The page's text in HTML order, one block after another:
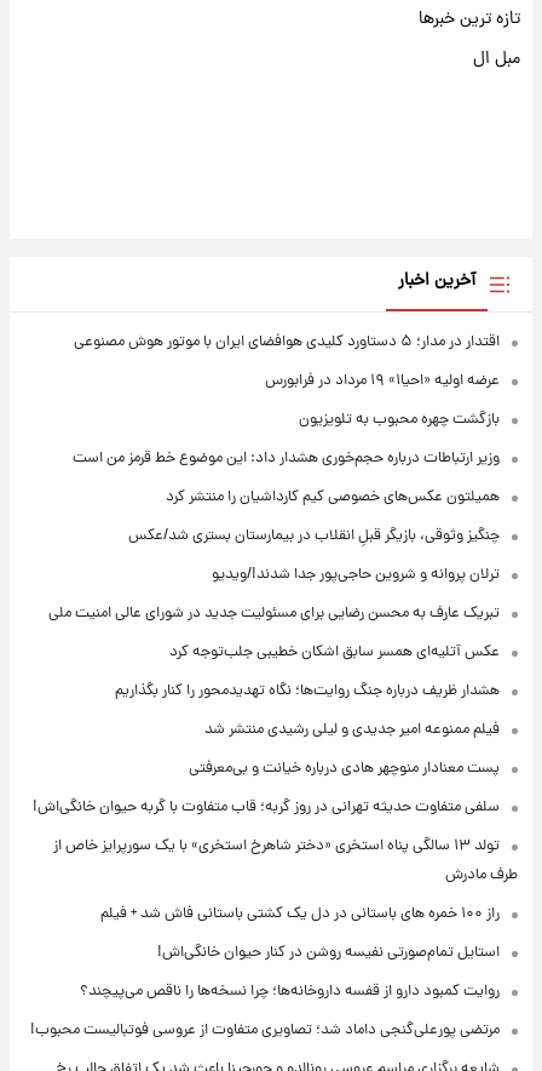
تازه ترین خبرها
مبل ال
آخرین اخبار
اقتدار در مدار؛ ۵ دستاورد کلیدی هوافضای ایران با موتور هوش مصنوعی
عرضه اولیه «احیا۱» ۱۹ مرداد در فرابورس
بازگشت چهره محبوب به تلویزیون
وزیر ارتباطات درباره حجم‌خوری هشدار داد: این موضوع خط قرمز من است
همیلتون عکس‌های خصوصی کیم‌ کارداشیان را منتشر کرد
چنگیز وثوقی، بازیگر قبلِ انقلاب در بیمارستان بستری شد/عکس
ترلان پروانه و شروین حاجی‌پور جدا شدند!/ویدیو
تبریک عارف به محسن رضایی برای مسئولیت جدید در شورای عالی امنیت ملی
عکس‌ آتلیه‌ای همسر سابق اشکان خطیبی جلب‌توجه کرد
هشدار ظریف درباره جنگ روایت‌ها؛ نگاه تهدیدمحور را کنار بگذاریم
فیلم ممنوعه امیر جدیدی و لیلی رشیدی منتشر شد
پست معنادار منوچهر هادی درباره خیانت و بی‌معرفتی
سلفی متفاوت حدیثه تهرانی در روز گربه؛ قاب متفاوت با گربه حیوان خانگی‌اش!
تولد ۱۳ سالگی پناه استخری «دختر شاهرخ استخری» با یک سورپرایز خاص از
طرف مادرش
راز ۱۰۰ خمره های باستانی در دل یک کشتی باستانی فاش شد + فیلم
استایل تمام‌صورتی نفیسه روشن در کنار حیوان خانگی‌اش!
روایت کمبود دارو از قفسه داروخانه‌ها؛ چرا نسخه‌ها را ناقص می‌پیچند؟
مرتضی پورعلی‌گنجی داماد شد؛ تصاویری متفاوت از عروسی فوتبالیست محبوب!